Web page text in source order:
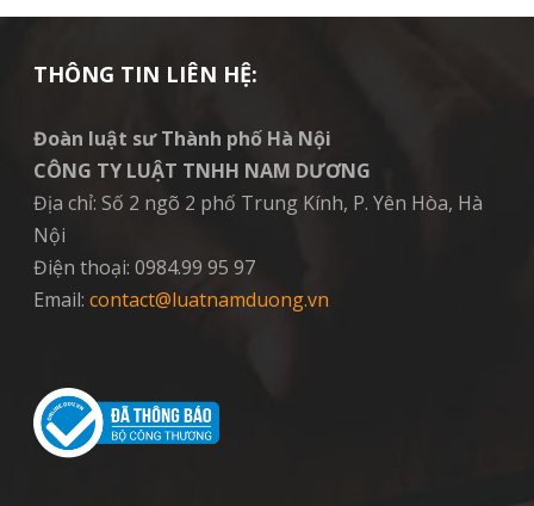
THÔNG TIN LIÊN HỆ:
Đoàn luật sư Thành phố Hà Nội
CÔNG TY LUẬT TNHH NAM DƯƠNG
Địa chỉ: Số 2 ngõ 2 phố Trung Kính, P. Yên Hòa, Hà
Nội
Điện thoại: 0984.99 95 97
Email: contact@luatnamduong.vn